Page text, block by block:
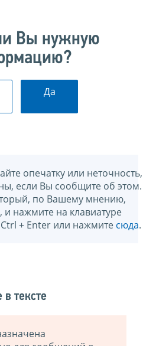
Вы нужную
Да
опечатку или неточность,
если Вы сообщите об этом.
по Вашему мнению,
нажмите на клавиатуре
+ Enter или нажмите сюда.
тексте